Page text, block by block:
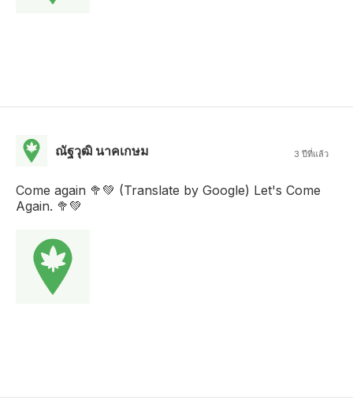
ณัฐวุฒิ นาคเกษม 3 ปีที่แล้ว
Come again 🥦💚 (Translate by Google) Let's Come
Again. 🥦💚